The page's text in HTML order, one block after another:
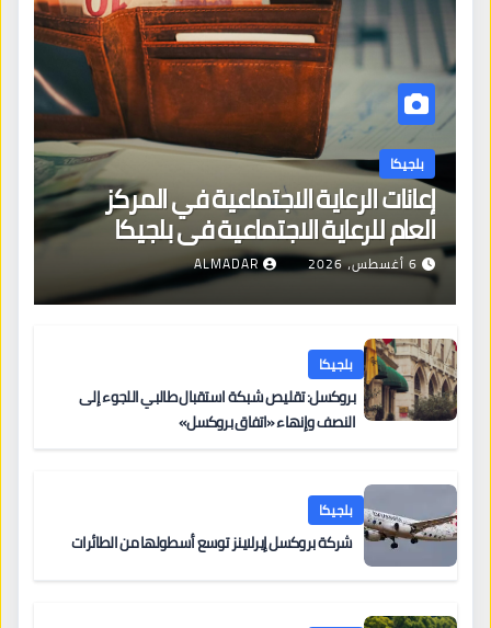
بلجيكا
إعانات الرعاية الاجتماعية في المركز
العام للرعاية الاجتماعية في بلجيكا
6 أغسطس، 2026 ALMADAR
بلجيكا
بروكسل: تقليص شبكة استقبال طالبي اللجوء إلى
النصف وإنهاء «اتفاق بروكسل»
بلجيكا
شركة بروكسل إيرلاينز توسع أسطولها من الطائرات